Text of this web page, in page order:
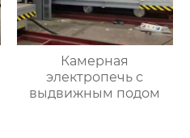
Камерная
электропечь с
выдвижным подом